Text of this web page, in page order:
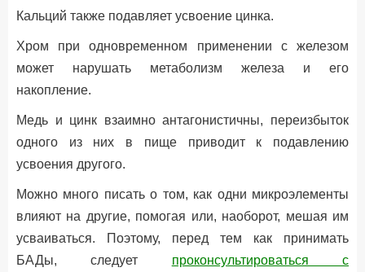
Кальций также подавляет усвоение цинка.
Хром при одновременном применении с железом
может нарушать метаболизм железа и его
накопление.
Медь и цинк взаимно антагонистичны, переизбыток
одного из них в пище приводит к подавлению
усвоения другого.
Можно много писать о том, как одни микроэлементы
влияют на другие, помогая или, наоборот, мешая им
усваиваться. Поэтому, перед тем как принимать
БАДы, следует проконсультироваться с